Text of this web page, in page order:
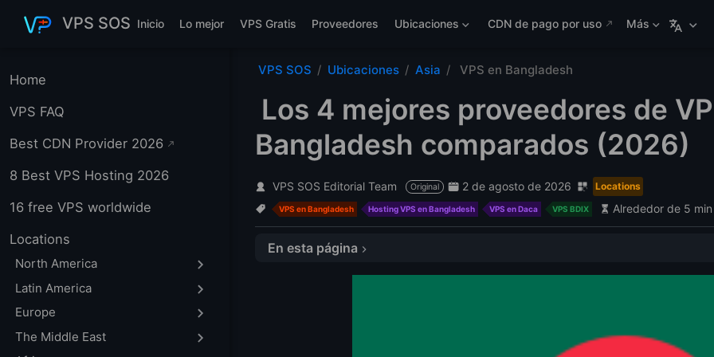
VPS SOS Inicio Lo mejor VPS Gratis Proveedores Ubicaciones CDN de pago por uso Más
Home
VPS FAQ
Best CDN Provider 2026
8 Best VPS Hosting 2026
16 free VPS worldwide
Locations
North America
Latin America
Europe
The Middle East
VPS SOS Ubicaciones Asia VPS en Bangladesh
Los 4 mejores proveedores de
Bangladesh comparados (2026)
VPS SOS Editorial Team Original 2 de agosto de 2026 Locations
VPS en Bangladesh Hosting VPS en Bangladesh VPS en Daca VPS BDIX Alrededor de 5 min
En esta página
Veredicto rápido